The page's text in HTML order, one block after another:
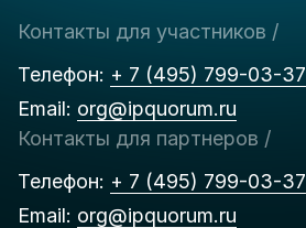
Контакты для участников /
Телефон: + 7 (495) 799-03-37
Email: org@ipquorum.ru
Контакты для партнеров /
Телефон: + 7 (495) 799-03-37
Email: org@ipquorum.ru